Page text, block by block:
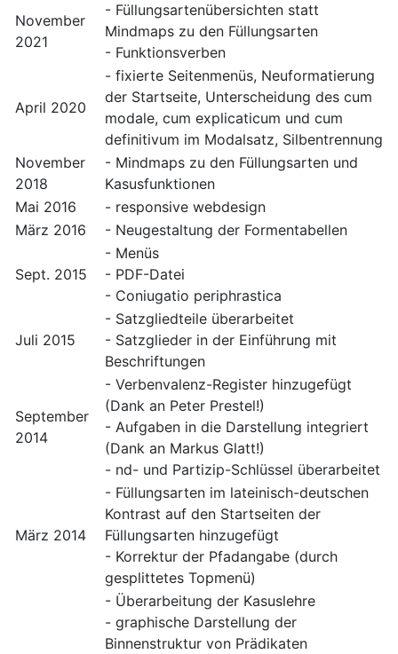
November
2021
- Füllungsartenübersichten statt
Mindmaps zu den Füllungsarten
- Funktionsverben
April 2020
- fixierte Seitenmenüs, Neuformatierung
der Startseite, Unterscheidung des cum
modale, cum explicaticum und cum
definitivum im Modalsatz, Silbentrennung
November
2018
- Mindmaps zu den Füllungsarten und
Kasusfunktionen
Mai 2016
- responsive webdesign
März 2016
- Neugestaltung der Formentabellen
Sept. 2015
- Menüs
- PDF-Datei
- Coniugatio periphrastica
Juli 2015
- Satzgliedteile überarbeitet
- Satzglieder in der Einführung mit
Beschriftungen
September
2014
- Verbenvalenz-Register hinzugefügt
(Dank an Peter Prestel!)
- Aufgaben in die Darstellung integriert
(Dank an Markus Glatt!)
- nd- und Partizip-Schlüssel überarbeitet
März 2014
- Füllungsarten im lateinisch-deutschen
Kontrast auf den Startseiten der
Füllungsarten hinzugefügt
- Korrektur der Pfadangabe (durch
gesplittetes Topmenü)
- Überarbeitung der Kasuslehre
- graphische Darstellung der
Binnenstruktur von Prädikaten